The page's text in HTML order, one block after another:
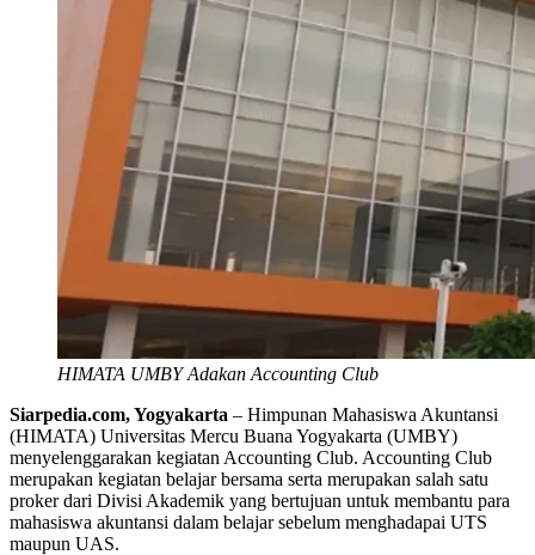
HIMATA UMBY Adakan Accounting Club
Siarpedia.com, Yogyakarta – Himpunan Mahasiswa Akuntansi
(HIMATA) Universitas Mercu Buana Yogyakarta (UMBY)
menyelenggarakan kegiatan Accounting Club. Accounting Club
merupakan kegiatan belajar bersama serta merupakan salah satu
proker dari Divisi Akademik yang bertujuan untuk membantu para
mahasiswa akuntansi dalam belajar sebelum menghadapai UTS
maupun UAS.